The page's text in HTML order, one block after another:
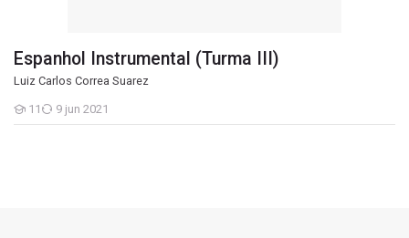
Espanhol Instrumental (Turma III)
Luiz Carlos Correa Suarez
11
Estudantes
9 jun 2021